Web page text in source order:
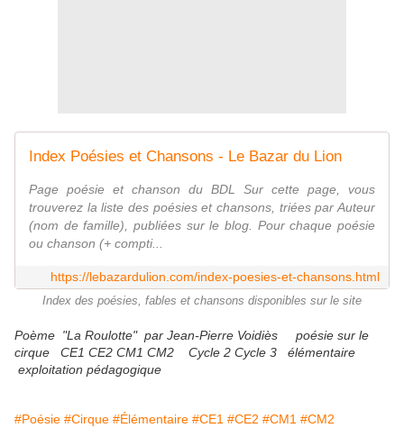
Index Poésies et Chansons - Le Bazar du Lion
Page poésie et chanson du BDL Sur cette page, vous
trouverez la liste des poésies et chansons, triées par Auteur
(nom de famille), publiées sur le blog. Pour chaque poésie
ou chanson (+ compti...
https://lebazardulion.com/index-poesies-et-chansons.html
Index des poésies, fables et chansons disponibles sur le site
Poème "La Roulotte" par Jean-Pierre Voidiès poésie sur le
cirque CE1 CE2 CM1 CM2 Cycle 2 Cycle 3 élémentaire
exploitation pédagogique
#Poésie #Cirque #Élémentaire #CE1 #CE2 #CM1 #CM2